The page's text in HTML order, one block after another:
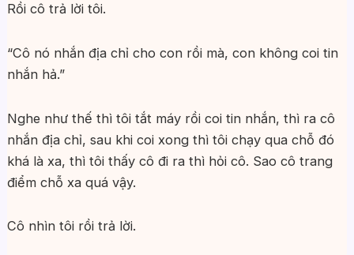
Rồi cô trả lời tôi.
“Cô nó nhắn địa chỉ cho con rồi mà, con không coi tin
nhắn hả.”
Nghe như thế thì tôi tắt máy rồi coi tin nhắn, thì ra cô
nhắn địa chỉ, sau khi coi xong thì tôi chạy qua chỗ đó
khá là xa, thì tôi thấy cô đi ra thì hỏi cô. Sao cô trang
điểm chỗ xa quá vậy.
Cô nhìn tôi rồi trả lời.